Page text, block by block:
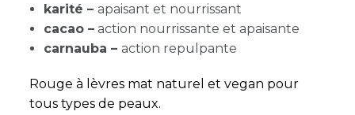
karité – apaisant et nourrissant
cacao – action nourrissante et apaisante
carnauba – action repulpante
Rouge à lèvres mat naturel et vegan pour
tous types de peaux.